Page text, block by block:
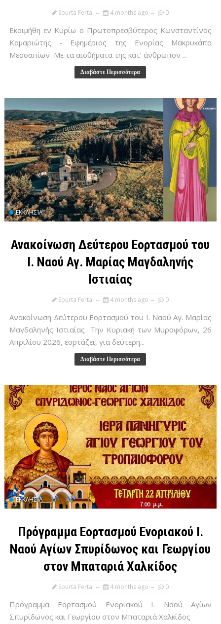
Sourta Ferta 4 months ago 0
Εκοιμήθη εν Κυρίω ο Πρωτοπρεσβύτερος Κωνσταντίνος
Καμαριώτης - Εφημέριος της Ενορίας Μακρυκάπα
Μεσσαπίων Με τα αισθήματα της κατ’ άνθρωπον ...
Διαβάστε Περισσότερα
ΕΚΚΛΗΣΊΑ
Ανακοίνωση Δεύτερου Εορτασμού του
Ι. Ναού Αγ. Μαρίας Μαγδαληνής
Ιστιαίας
Sourta Ferta 4 months ago 0
Ανακοίνωση Δεύτερου Εορτασμού του Ι. Ναού Αγ. Μαρίας
Μαγδαληνής Ιστιαίας Την Κυριακή των Μυροφόρων, 26
Απριλίου 2026, εορτάζει, για δεύτερη...
Διαβάστε Περισσότερα
ΕΚΚΛΗΣΊΑ
Πρόγραμμα Εορτασμού Ενοριακού Ι.
Ναού Αγίων Σπυρίδωνος και Γεωργίου
στον Μπαταριά Χαλκίδος
Sourta Ferta 4 months ago 0
Πρόγραμμα Εορτασμού Ενοριακού Ι. Ναού Αγίων
Σπυρίδωνος και Γεωργίου στον Μπαταριά Χαλκίδος